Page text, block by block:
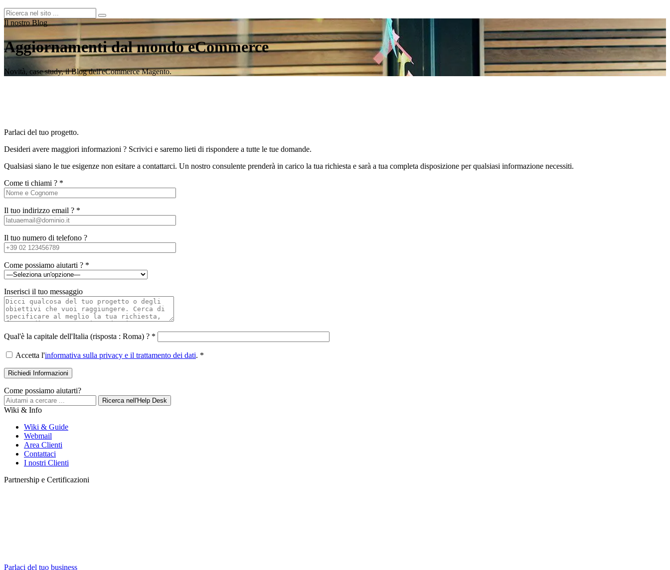
Il nostro Blog
Aggiornamenti dal mondo eCommerce
Novità, case study, il Blog dell'eCommerce Magento.
Parlaci del tuo progetto.
Desideri avere maggiori informazioni ? Scrivici e saremo lieti di rispondere a tutte le tue domande.
Qualsiasi siano le tue esigenze non esitare a contattarci. Un nostro consulente prenderà in carico la tua richiesta e sarà a tua completa disposizione per qualsiasi informazione necessiti.
Come ti chiami ? *
Il tuo indirizzo email ? *
Il tuo numero di telefono ?
Come possiamo aiutarti ? *
Inserisci il tuo messaggio
Qual'è la capitale dell'Italia (risposta : Roma) ? *
Accetta l'informativa sulla privacy e il trattamento dei dati. *
Come possiamo aiutarti?
Ricerca nell'Help Desk
Wiki & Info
Wiki & Guide
Webmail
Area Clienti
Contattaci
I nostri Clienti
Partnership e Certificazioni
Parlaci del tuo business